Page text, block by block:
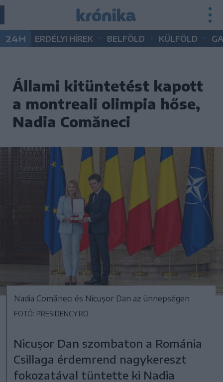
24H ERDÉLYI HÍREK BELFÖLD KÜLFÖLD
Állami kitüntetést kapott
a montreali olimpia hőse,
Nadia Comăneci
Nadia Comăneci és Nicușor Dan az ünnepségen
FOTÓ: PRESIDENCY.RO
Nicușor Dan szombaton a Románia
Csillaga érdemrend nagykereszt
fokozatával tüntette ki Nadia